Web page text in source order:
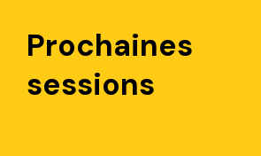
Prochaines
sessions